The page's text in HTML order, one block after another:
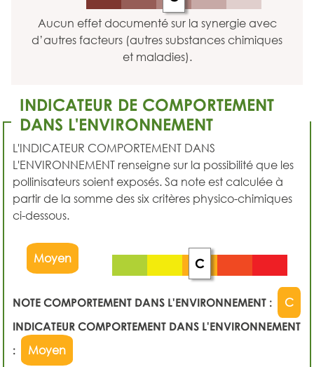
Aucun effet documenté sur la synergie avec
d’autres facteurs (autres substances chimiques
et maladies).
INDICATEUR DE COMPORTEMENT
DANS L'ENVIRONNEMENT
L'INDICATEUR COMPORTEMENT DANS
L'ENVIRONNEMENT renseigne sur la possibilité que les
pollinisateurs soient exposés. Sa note est calculée à
partir de la somme des six critères physico-chimiques
ci-dessous.
Moyen C
NOTE COMPORTEMENT DANS L'ENVIRONNEMENT :
C
INDICATEUR COMPORTEMENT DANS L'ENVIRONNEMENT
:
Moyen